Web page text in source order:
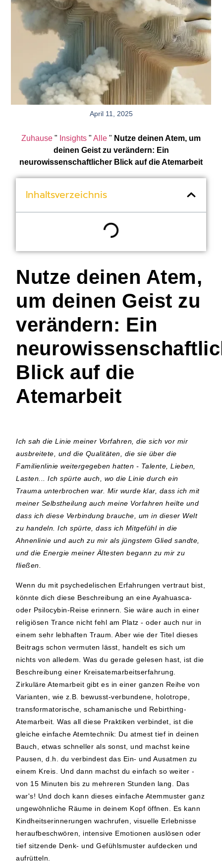
April 11, 2025
Zuhause " Insights " Alle " Nutze deinen Atem, um
deinen Geist zu verändern: Ein
neurowissenschaftlicher Blick auf die Atemarbeit
Inhaltsverzeichnis
Nutze deinen Atem,
um deinen Geist zu
verändern: Ein
Blick auf die
Atemarbeit
Ich sah die Linie meiner Vorfahren, die sich vor mir
ausbreitete, und die Qualitäten, die sie über die
Familienlinie weitergegeben hatten - Talente, Lieben,
Lasten... Ich spürte auch, wo die Linie durch ein
Trauma unterbrochen war. Mir wurde klar, dass ich mit
meiner Selbstheilung auch meine Vorfahren heilte und
dass ich diese Verbindung brauche, um in dieser Welt
zu handeln. Ich spürte, dass ich Mitgefühl in die
Ahnenlinie und auch zu mir als jüngstem Glied sandte,
und die Energie meiner Ältesten begann zu mir zu
fließen.
Wenn du mit psychedelischen Erfahrungen vertraut bist,
könnte dich diese Beschreibung an eine Ayahuasca-
oder Psilocybin-Reise erinnern. Sie wäre auch in einer
religiösen Trance nicht fehl am Platz - oder auch nur in
einem sehr lebhaften Traum. Aber wie der Titel dieses
Beitrags schon vermuten lässt, handelt es sich um
nichts von alledem. Was du gerade gelesen hast, ist die
Beschreibung einer Kreisatemarbeitserfahrung.
Zirkuläre Atemarbeit gibt es in einer ganzen Reihe von
Varianten, wie z.B. bewusst-verbundene, holotrope,
transformatorische, schamanische und Rebirthing-
Atemarbeit. Was all diese Praktiken verbindet, ist die
gleiche einfache Atemtechnik: Du atmest tief in deinen
Bauch, etwas schneller als sonst, und machst keine
Pausen, d.h. du verbindest das Ein- und Ausatmen zu
einem Kreis. Und dann machst du einfach so weiter -
von 15 Minuten bis zu mehreren Stunden lang. Das
war's! Und doch kann dieses einfache Atemmuster ganz
ungewöhnliche Räume in deinem Kopf öffnen. Es kann
Kindheitserinnerungen wachrufen, visuelle Erlebnisse
heraufbeschwören, intensive Emotionen auslösen oder
tief sitzende Denk- und Gefühlsmuster aufdecken und
aufrütteln.